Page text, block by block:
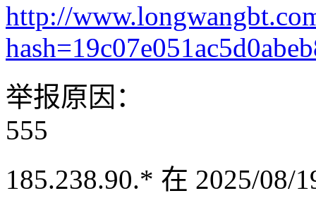
http://
举报原因：
555
185.238.90.* 在 2025/08/